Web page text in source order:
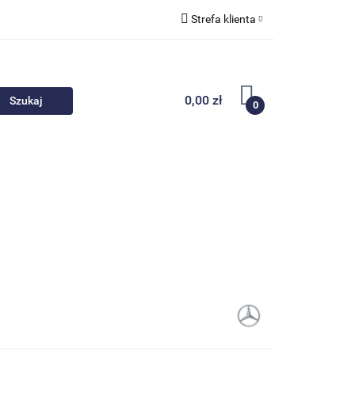
Strefa klienta
Zarejestruj się
Dodaj zgłoszenie
0,00 zł 0